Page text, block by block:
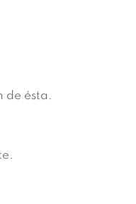
de ésta.